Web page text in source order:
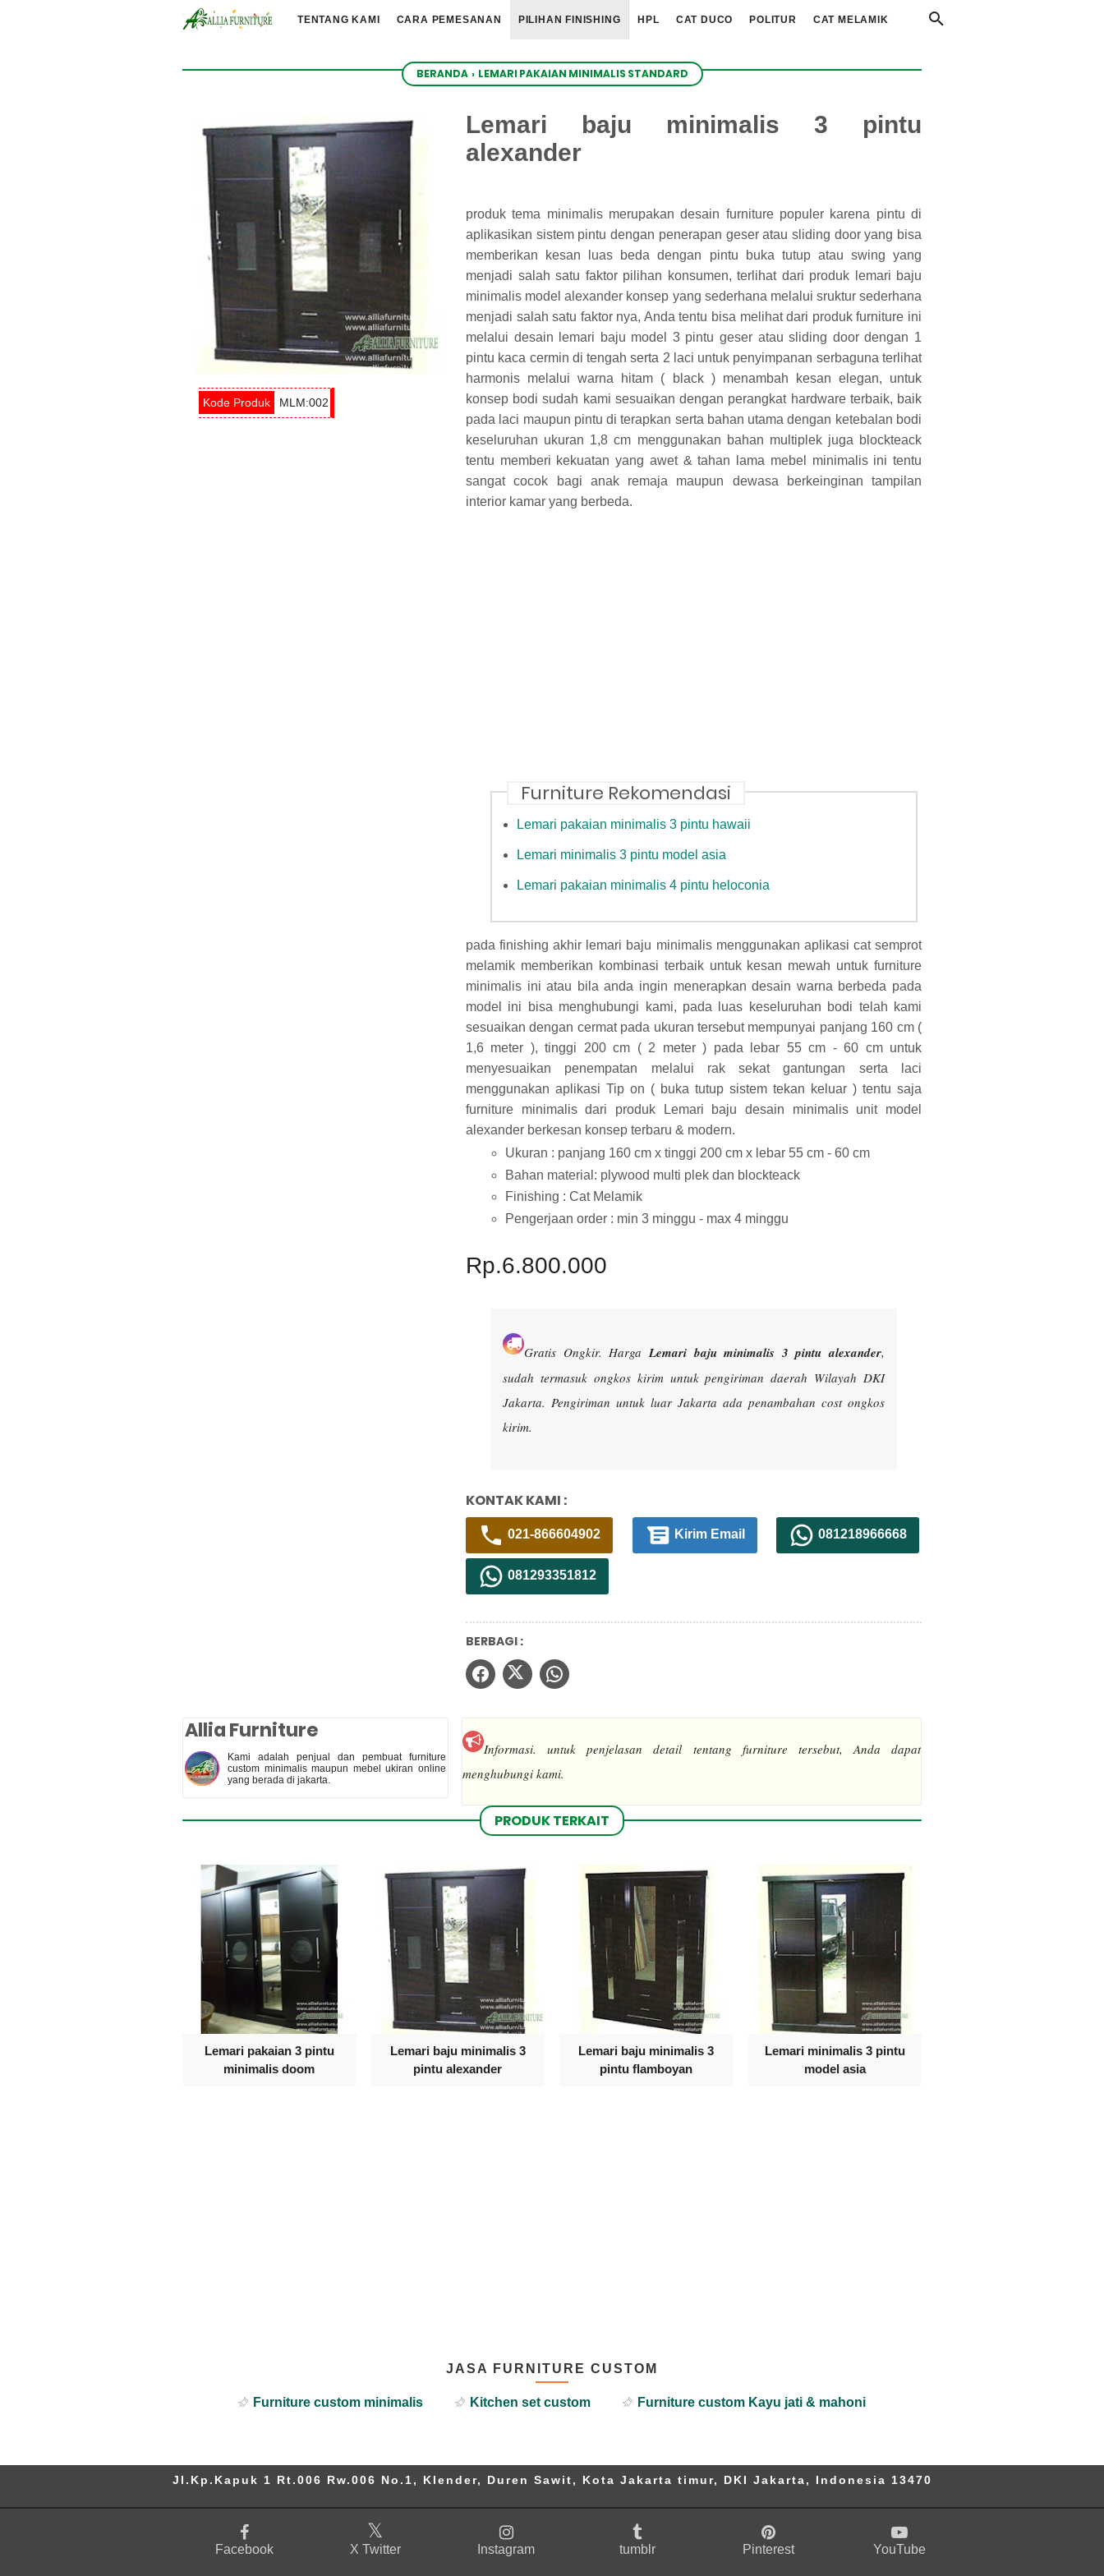
TENTANG KAMI CARA PEMESANAN PILIHAN FINISHING HPL CAT DUCO POLITUR CAT MELAMIK
BERANDA › LEMARI PAKAIAN MINIMALIS STANDARD
Lemari baju minimalis 3 pintu
alexander
produk tema minimalis merupakan desain furniture populer karena pintu di
aplikasikan sistem pintu dengan penerapan geser atau sliding door yang bisa
memberikan kesan luas beda dengan pintu buka tutup atau swing yang
menjadi salah satu faktor pilihan konsumen, terlihat dari produk lemari baju
minimalis model alexander konsep yang sederhana melalui sruktur sederhana
menjadi salah satu faktor nya, Anda tentu bisa melihat dari produk furniture ini
melalui desain lemari baju model 3 pintu geser atau sliding door dengan 1
pintu kaca cermin di tengah serta 2 laci untuk penyimpanan serbaguna terlihat
harmonis melalui warna hitam ( black ) menambah kesan elegan, untuk
konsep bodi sudah kami sesuaikan dengan perangkat hardware terbaik, baik
pada laci maupun pintu di terapkan serta bahan utama dengan ketebalan bodi
keseluruhan ukuran 1,8 cm menggunakan bahan multiplek juga blockteack
tentu memberi kekuatan yang awet & tahan lama mebel minimalis ini tentu
sangat cocok bagi anak remaja maupun dewasa berkeinginan tampilan
interior kamar yang berbeda.
Furniture Rekomendasi
Lemari pakaian minimalis 3 pintu hawaii
Lemari minimalis 3 pintu model asia
Lemari pakaian minimalis 4 pintu heloconia
pada finishing akhir lemari baju minimalis menggunakan aplikasi cat semprot
melamik memberikan kombinasi terbaik untuk kesan mewah untuk furniture
minimalis ini atau bila anda ingin menerapkan desain warna berbeda pada
model ini bisa menghubungi kami, pada luas keseluruhan bodi telah kami
sesuaikan dengan cermat pada ukuran tersebut mempunyai panjang 160 cm (
1,6 meter ), tinggi 200 cm ( 2 meter ) pada lebar 55 cm - 60 cm untuk
menyesuaikan penempatan melalui rak sekat gantungan serta laci
menggunakan aplikasi Tip on ( buka tutup sistem tekan keluar ) tentu saja
furniture minimalis dari produk Lemari baju desain minimalis unit model
alexander berkesan konsep terbaru & modern.
Ukuran : panjang 160 cm x tinggi 200 cm x lebar 55 cm - 60 cm
Bahan material: plywood multi plek dan blockteack
Finishing : Cat Melamik
Pengerjaan order : min 3 minggu - max 4 minggu
MLM:002
Rp.6.800.000
Gratis Ongkir. Harga Lemari baju minimalis 3 pintu alexander,
sudah termasuk ongkos kirim untuk pengiriman daerah Wilayah DKI
Jakarta. Pengiriman untuk luar Jakarta ada penambahan cost ongkos
kirim.
KONTAK KAMI :
021-866604902 Kirim Email 081218966668
081293351812
BERBAGI :
Allia Furniture
Kami adalah penjual dan pembuat furniture
custom minimalis maupun mebel ukiran online
yang berada di jakarta.
Informasi.untuk penjelasan detail tentang furniture tersebut, Anda dapat
menghubungi kami.
PRODUK TERKAIT
Lemari pakaian 3 pintu
minimalis doom
Lemari baju minimalis 3
pintu alexander
Lemari baju minimalis 3
pintu flamboyan
Lemari minimalis 3 pintu
model asia
JASA FURNITURE CUSTOM
Furniture custom minimalis Kitchen set custom Furniture custom Kayu jati & mahoni
Jl.Kp.Kapuk 1 Rt.006 Rw.006 No.1, Klender, Duren Sawit, Kota Jakarta timur, DKI Jakarta, Indonesia 13470
Facebook X Twitter Instagram tumblr Pinterest YouTube